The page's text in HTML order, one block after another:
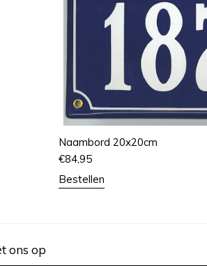
Naambord 20x20cm
€84,95
Bestellen
ons op